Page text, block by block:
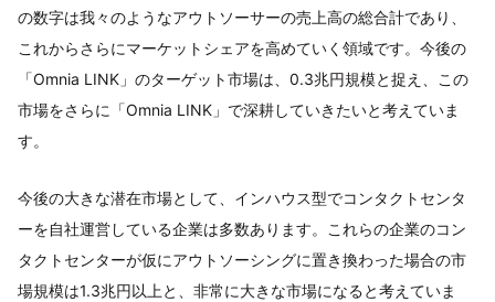
の数字は我々のようなアウトソーサーの売上高の総合計であり、
これからさらにマーケットシェアを高めていく領域です。今後の
「Omnia LINK」のターゲット市場は、0.3兆円規模と捉え、この
市場をさらに「Omnia LINK」で深耕していきたいと考えていま
す。
今後の大きな潜在市場として、インハウス型でコンタクトセンタ
ーを自社運営している企業は多数あります。これらの企業のコン
タクトセンターが仮にアウトソーシングに置き換わった場合の市
場規模は1.3兆円以上と、非常に大きな市場になると考えていま